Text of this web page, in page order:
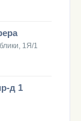
1Я/1
д 1